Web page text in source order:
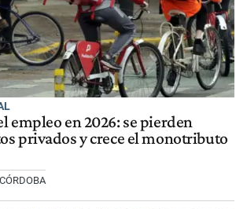
empleo en 2026: se pierden
privados y crece el monotributo